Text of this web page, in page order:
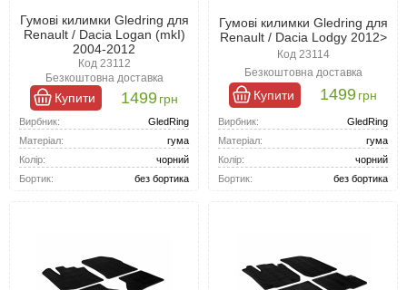
Гумові килимки Gledring для
Renault / Dacia Logan (mkI)
2004-2012
Код 23112
Безкоштовна доставка
Купити 1499грн
Вирбник:
GledRing
Матеріал:
гума
Колір:
чорний
Бортик:
без бортика
Гумові килимки Gledring для
Renault / Dacia Lodgy 2012>
Код 23114
Безкоштовна доставка
Купити 1499грн
Вирбник:
GledRing
Матеріал:
гума
Колір:
чорний
Бортик:
без бортика